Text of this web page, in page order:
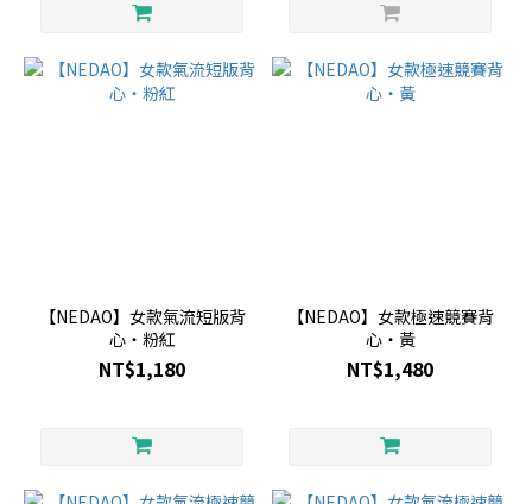
【NEDAO】女款氣流短版背
心・粉紅
NT$1,180
【NEDAO】女款極速競賽背
心・黃
NT$1,480